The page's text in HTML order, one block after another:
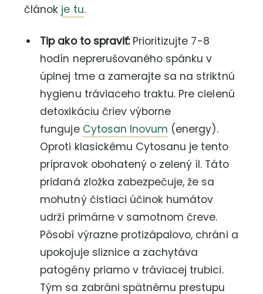
článok je tu.
Tip ako to spraviť:Prioritizujte 7-8
hodín neprerušovaného spánku v
úplnej tme a zamerajte sa na striktnú
hygienu tráviaceho traktu. Pre cielenú
detoxikáciu čriev výborne
funguje Cytosan Inovum (energy).
Oproti klasickému Cytosanu je tento
prípravok obohatený o zelený íl. Táto
pridaná zložka zabezpečuje, že sa
mohutný čistiaci účinok humátov
udrží primárne v samotnom čreve.
Pôsobí výrazne protizápalovo, chráni a
upokojuje sliznice a zachytáva
patogény priamo v tráviacej trubici.
Tým sa zabráni spätnému prestupu